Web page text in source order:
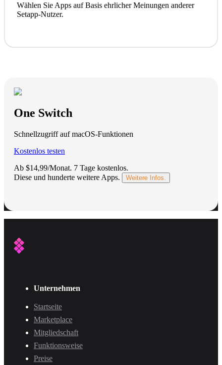
Wählen Sie Apps auf Basis ehrlicher Meinungen anderer
Setapp-Nutzer.
One Switch
Schnellzugriff auf macOS-Funktionen
Kostenlos testen
Ab $14,99/Monat. 7 Tage kostenlos.
Diese und hunderte weitere Apps.
Weitere Infos.
Unternehmen
Startseite
Marketplace
Mitgliedschaft
Funktionsweise
Preise